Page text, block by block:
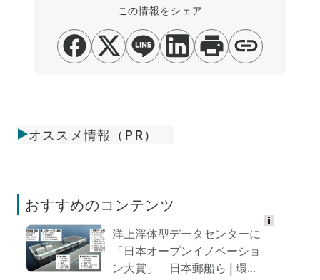
この情報をシェア
オススメ情報（PR）
おすすめのコンテンツ
洋上浮体型データセンターに
「日本オープンイノベーショ
ン大賞」 日本郵船ら | 環...